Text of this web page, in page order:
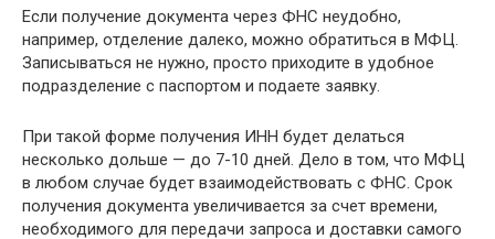
Если получение документа через ФНС неудобно,
например, отделение далеко, можно обратиться в МФЦ.
Записываться не нужно, просто приходите в удобное
подразделение с паспортом и подаете заявку.
При такой форме получения ИНН будет делаться
несколько дольше — до 7-10 дней. Дело в том, что МФЦ
в любом случае будет взаимодействовать с ФНС. Срок
получения документа увеличивается за счет времени,
необходимого для передачи запроса и доставки самого